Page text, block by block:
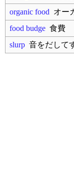
organic food オー
food budge 食費
slurp 音をだして